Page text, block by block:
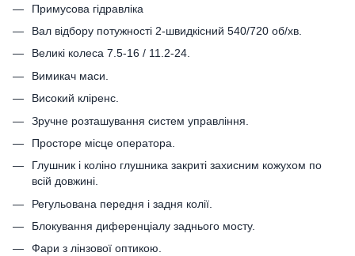
Примусова гідравліка
Вал відбору потужності 2-швидкісний 540/720 об/хв.
Великі колеса 7.5-16 / 11.2-24.
Вимикач маси.
Високий кліренс.
Зручне розташування систем управління.
Просторе місце оператора.
Глушник і коліно глушника закриті захисним кожухом по
всій довжині.
Регульована передня і задня колії.
Блокування диференціалу заднього мосту.
Фари з лінзової оптикою.